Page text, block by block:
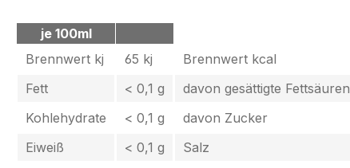
je 100ml
Brennwert kj
65 kj Brennwert kcal
Fett
< 0,1 g davon gesättigte Fettsäuren
Kohlehydrate
< 0,1 g davon Zucker
Eiweiß
< 0,1 g Salz